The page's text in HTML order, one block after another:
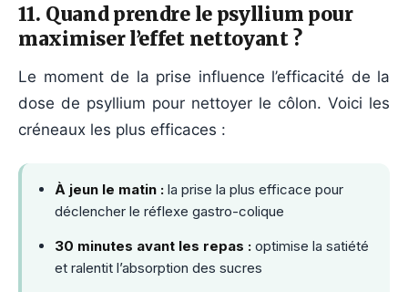
11. Quand prendre le psyllium pour
maximiser l’effet nettoyant ?
Le moment de la prise influence l’efficacité de la
dose de psyllium pour nettoyer le côlon. Voici les
créneaux les plus efficaces :
À jeun le matin : la prise la plus efficace pour
déclencher le réflexe gastro-colique
30 minutes avant les repas : optimise la satiété
et ralentit l’absorption des sucres